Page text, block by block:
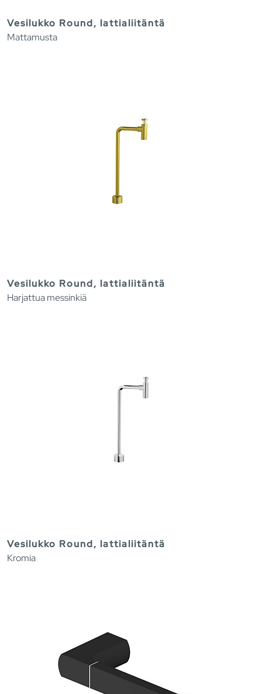
Vesilukko Round, lattialiitäntä
Mattamusta
Vesilukko Round, lattialiitäntä
Harjattua messinkiä
Vesilukko Round, lattialiitäntä
Kromia